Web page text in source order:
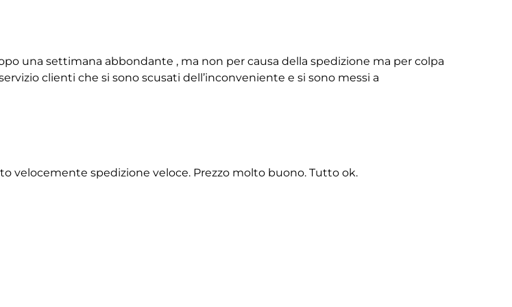
una settimana abbondante , ma non per causa della spedizione ma per colpa
clienti che si sono scusati dell’inconveniente e si sono messi a
velocemente spedizione veloce. Prezzo molto buono. Tutto ok.